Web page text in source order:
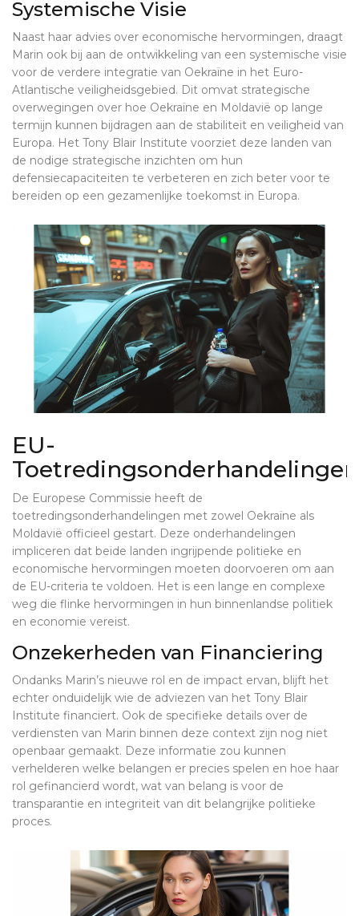
Systemische Visie
Naast haar advies over economische hervormingen, draagt
Marin ook bij aan de ontwikkeling van een systemische visie
voor de verdere integratie van Oekraïne in het Euro-
Atlantische veiligheidsgebied. Dit omvat strategische
overwegingen over hoe Oekraïne en Moldavië op lange
termijn kunnen bijdragen aan de stabiliteit en veiligheid van
Europa. Het Tony Blair Institute voorziet deze landen van
de nodige strategische inzichten om hun
defensiecapaciteiten te verbeteren en zich beter voor te
bereiden op een gezamenlijke toekomst in Europa.
EU-
Toetredingsonderhandelingen
De Europese Commissie heeft de
toetredingsonderhandelingen met zowel Oekraïne als
Moldavië officieel gestart. Deze onderhandelingen
impliceren dat beide landen ingrijpende politieke en
economische hervormingen moeten doorvoeren om aan
de EU-criteria te voldoen. Het is een lange en complexe
weg die flinke hervormingen in hun binnenlandse politiek
en economie vereist.
Onzekerheden van Financiering
Ondanks Marin’s nieuwe rol en de impact ervan, blijft het
echter onduidelijk wie de adviezen van het Tony Blair
Institute financiert. Ook de specifieke details over de
verdiensten van Marin binnen deze context zijn nog niet
openbaar gemaakt. Deze informatie zou kunnen
verhelderen welke belangen er precies spelen en hoe haar
rol gefinancierd wordt, wat van belang is voor de
transparantie en integriteit van dit belangrijke politieke
proces.